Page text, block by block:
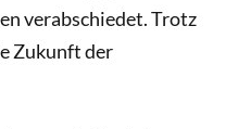
verabschiedet. Trotz
Zukunft der